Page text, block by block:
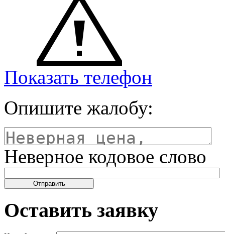
Показать телефон
Опишите жалобу:
Неверное кодовое слово
Оставить заявку